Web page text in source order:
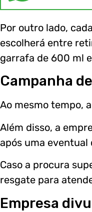
Por outro lado,
escolherá entre
garrafa de 600 ml
Campanha
Ao mesmo tempo,
Além disso, a
após uma eventual
Caso a procura
resgate para
Empresa